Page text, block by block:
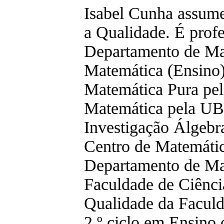
Isabel Cunha
a Qualidade. É
Departamento de
Matemática
Matemática Pura
Matemática pela
Investigação
Centro de
Departamento de
Faculdade de
Qualidade da